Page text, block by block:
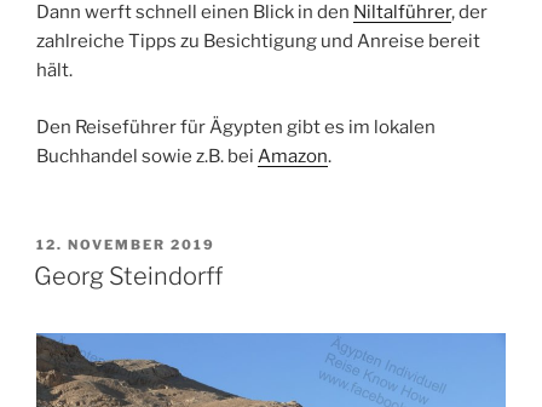
Dann werft schnell einen Blick in den Niltalführer, der
zahlreiche Tipps zu Besichtigung und Anreise bereit
hält.
Den Reiseführer für Ägypten gibt es im lokalen
Buchhandel sowie z.B. bei Amazon.
VERÖFFENTLICHT
AM
12. NOVEMBER 2019
Georg Steindorff